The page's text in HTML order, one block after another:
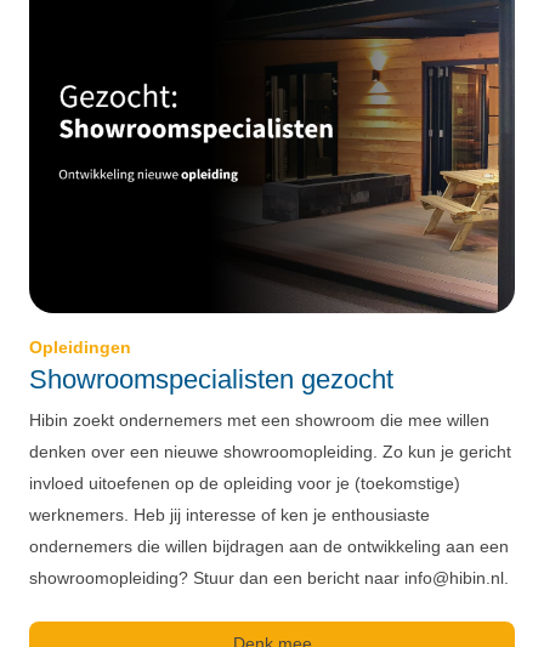
Opleidingen
Showroomspecialisten gezocht
Hibin zoekt ondernemers met een showroom die mee willen
denken over een nieuwe showroomopleiding. Zo kun je gericht
invloed uitoefenen op de opleiding voor je (toekomstige)
werknemers. Heb jij interesse of ken je enthousiaste
ondernemers die willen bijdragen aan de ontwikkeling aan een
showroomopleiding? Stuur dan een bericht naar info@hibin.nl.